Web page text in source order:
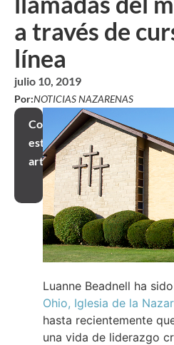
a través de
línea
julio 10, 2019
Por:NOTICIAS NAZARENAS
Compartir
este
artículo
Luanne Beadnell ha
Ohio, Iglesia de la
hasta recientemente
una vida de liderazgo